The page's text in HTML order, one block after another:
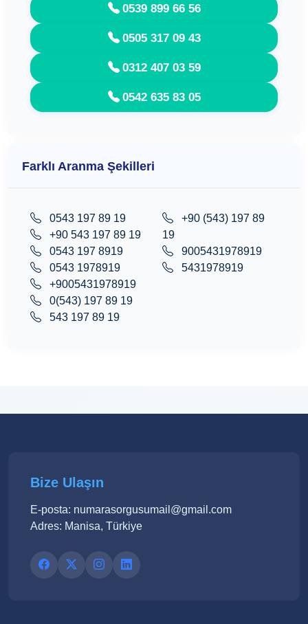
0539 899 66 56
0505 317 09 43
0312 407 03 59
0542 635 83 05
Farklı Aranma Şekilleri
0543 197 89 19
+90 543 197 89 19
0543 197 8919
0543 1978919
+90 (543) 197 89
19
9005431978919
5431978919
+9005431978919
0(543) 197 89 19
543 197 89 19
Bize Ulaşın
E-posta: numarasorgusumail@gmail.com
Adres: Manisa, Türkiye